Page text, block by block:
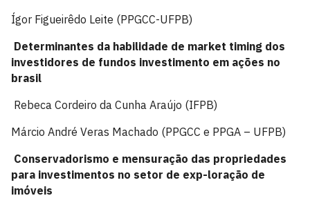
Ígor Figueirêdo Leite (PPGCC-UFPB)
Determinantes da habilidade de market timing dos
investidores de fundos investimento em ações no
brasil
Rebeca Cordeiro da Cunha Araújo (IFPB)
Márcio André Veras Machado (PPGCC e PPGA – UFPB)
Conservadorismo e mensuração das propriedades
para investimentos no setor de exp-loração de
imóveis